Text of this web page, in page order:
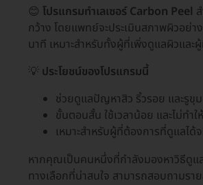
😊 โปรแกรมทำเลเซอร์ Carbon Peel
กว้าง โดยแพทย์จะประเมินสภาพผิวอย่า
นาที เหมาะสำหรับทั้งผู้ที่เพิ่งดูแลผิวแล
💡 ประโยชน์ของโปรแกรมนี้
ช่วยดูแลปัญหาสิว ริ้วรอย และรูขุม
ขั้นตอนสั้น ใช้เวลาน้อย และไม่ทำใ
เหมาะสำหรับผู้ที่ต้องการที่ดูแลไ
หากคุณเป็นคนหนึ่งที่กำลังมองหาวิธีดูแ
ทางเลือกที่น่าสนใจ สามารถสอบถามร